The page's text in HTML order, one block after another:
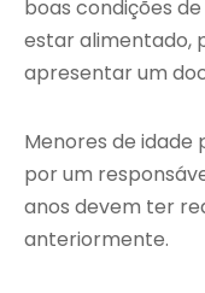
boas condições
estar alimentado,
apresentar um
Menores de
por um
anos devem ter
anteriormente.